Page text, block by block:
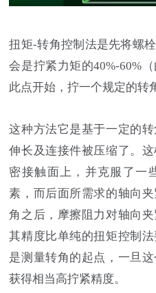
扭矩-转角控制法是先将螺
会是拧紧力矩的40%-60%
此点开始，拧一个规定的转
这种方法它是基于一定的
伸长及连接件被压缩了。
密接触面上，并克服了一
素，而后面所需求的轴向
角之后，摩擦阻力对轴向
其精度比单纯的扭矩控制
是测量转角的起点，一旦
获得相当高拧紧精度。